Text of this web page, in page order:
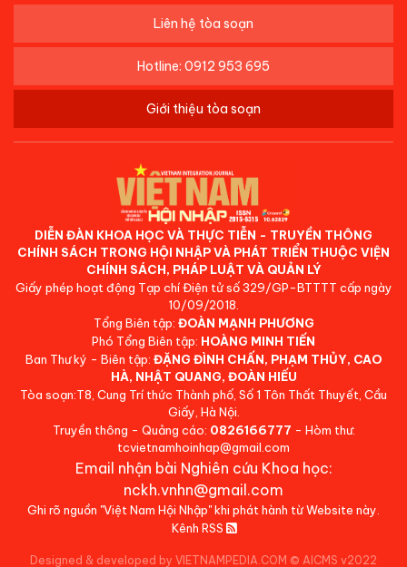
Liên hệ tòa soạn
Hotline: 0912 953 695
Giới thiệu tòa soạn
DIỄN ĐÀN KHOA HỌC VÀ THỰC TIỄN - TRUYỀN THÔNG
CHÍNH SÁCH TRONG HỘI NHẬP VÀ PHÁT TRIỂN THUỘC VIỆN
CHÍNH SÁCH, PHÁP LUẬT VÀ QUẢN LÝ
Giấy phép hoạt động Tạp chí Điện tử số 329/GP-BTTTT cấp ngày
10/09/2018.
Tổng Biên tập: ĐOÀN MẠNH PHƯƠNG
Phó Tổng Biên tập: HOÀNG MINH TIẾN
Ban Thư ký - Biên tập: ĐẶNG ĐÌNH CHẤN, PHẠM THỦY, CAO
HÀ, NHẬT QUANG, ĐOÀN HIẾU
Tòa soạn:T8, Cung Trí thức Thành phố, Số 1 Tôn Thất Thuyết, Cầu
Giấy, Hà Nội.
Truyền thông - Quảng cáo: 0826166777 - Hòm thư:
tcvietnamhoinhap@gmail.com
Email nhận bài Nghiên cứu Khoa học:
nckh.vnhn@gmail.com
Ghi rõ nguồn "Việt Nam Hội Nhập" khi phát hành từ Website này.
Kênh RSS
Designed & developed by VIETNAMPEDIA.COM © AICMS v2022